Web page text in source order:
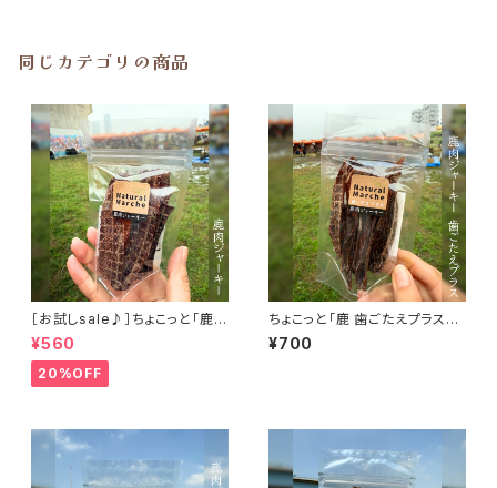
同じカテゴリの商品
［お試しsale♪］ちょこっと「鹿肉
ジャーキー」ジビエ鹿 おやつ
¥560
20%OFF
ちょこっと「鹿 歯ごたえプラス」
ジビエ鹿 おやつ
¥700